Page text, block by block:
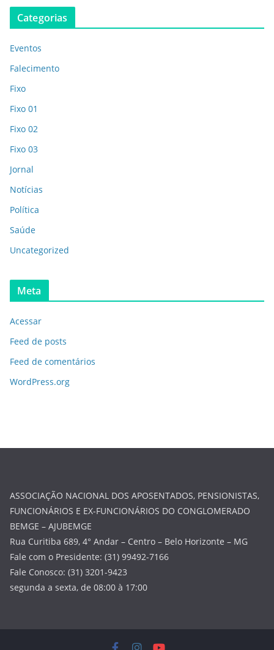
Categorias
Eventos
Falecimento
Fixo
Fixo 01
Fixo 02
Fixo 03
Jornal
Notícias
Política
Saúde
Uncategorized
Meta
Acessar
Feed de posts
Feed de comentários
WordPress.org
ASSOCIAÇÃO NACIONAL DOS APOSENTADOS, PENSIONISTAS,
FUNCIONÁRIOS E EX-FUNCIONÁRIOS DO CONGLOMERADO
BEMGE – AJUBEMGE
Rua Curitiba 689, 4° Andar – Centro – Belo Horizonte – MG
Fale com o Presidente: (31) 99492-7166
Fale Conosco: (31) 3201-9423
segunda a sexta, de 08:00 à 17:00